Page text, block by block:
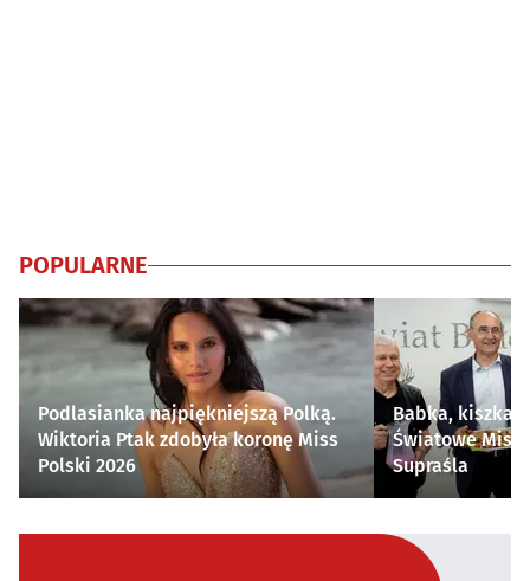
POPULARNE
Podlasianka najpiękniejszą Polką.
Wiktoria Ptak zdobyła koronę Miss
Polski 2026
Babka, kiszka i
Światowe
Supraśla